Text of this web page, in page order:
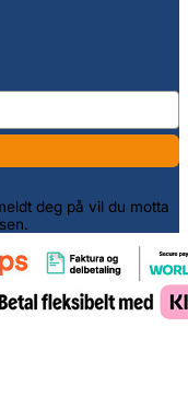
deg på vil du motta